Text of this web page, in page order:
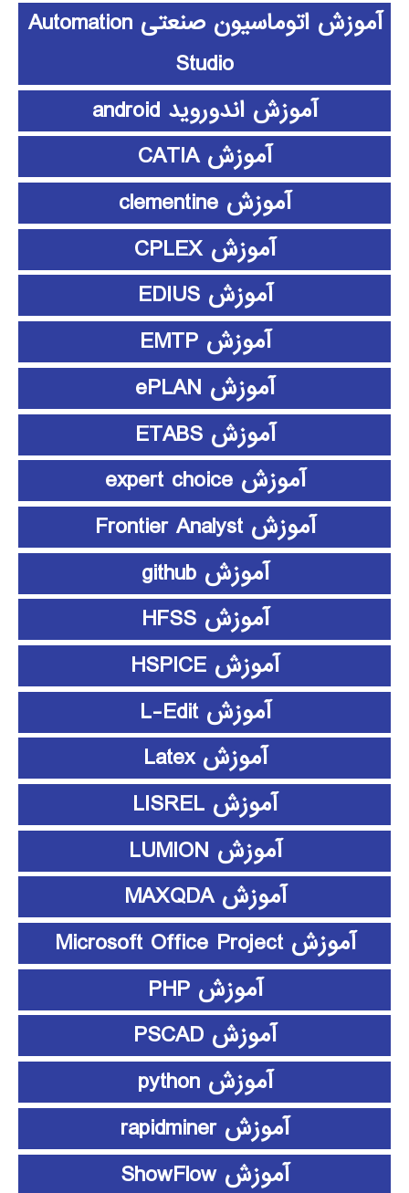
آموزش اتوماسیون صنعتی Automation
Studio
آموزش اندوروید android
آموزش CATIA
آموزش clementine
آموزش CPLEX
آموزش EDIUS
آموزش EMTP
آموزش ePLAN
آموزش ETABS
آموزش expert choice
آموزش Frontier Analyst
آموزش github
آموزش HFSS
آموزش HSPICE
آموزش L-Edit
آموزش Latex
آموزش LISREL
آموزش LUMION
آموزش MAXQDA
آموزش Microsoft Office Project
آموزش PHP
آموزش PSCAD
آموزش python
آموزش rapidminer
آموزش ShowFlow